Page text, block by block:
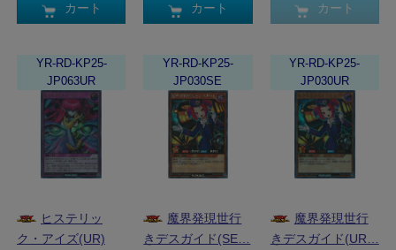
カート カート カート
YR-RD-KP25-
JP063UR
ヒステリッ
ク・アイズ(UR)
YR-RD-KP25-
JP030SE
魔界発現世行
きデスガイド(SE…
YR-RD-KP25-
JP030UR
魔界発現世行
きデスガイド(UR…